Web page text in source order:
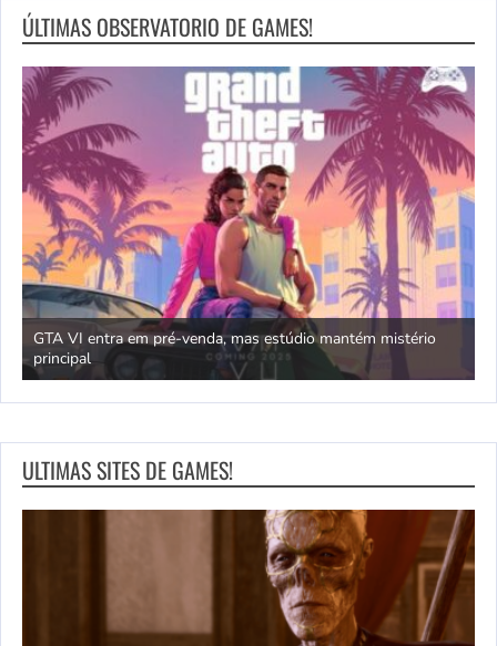
ÚLTIMAS OBSERVATORIO DE GAMES!
GTA VI entra em pré-venda, mas estúdio mantém mistério
principal
ULTIMAS SITES DE GAMES!